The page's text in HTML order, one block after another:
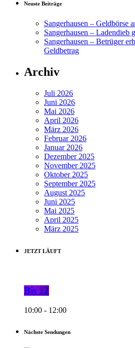
Neuste Beiträge
Sangerhausen – Geldbörse
Sangerhausen – Ladendieb
Sangerhausen – Betrüger
Geldbetrag
Archiv
Juli 2026
Juni 2026
Mai 2026
April 2026
März 2026
Februar 2026
Januar 2026
Dezember 2025
November 2025
Oktober 2025
September 2025
August 2025
Juni 2025
Mai 2025
April 2025
März 2025
JETZT LÄUFT
Bis 12
10:00 - 12:00
Nächste Sendungen